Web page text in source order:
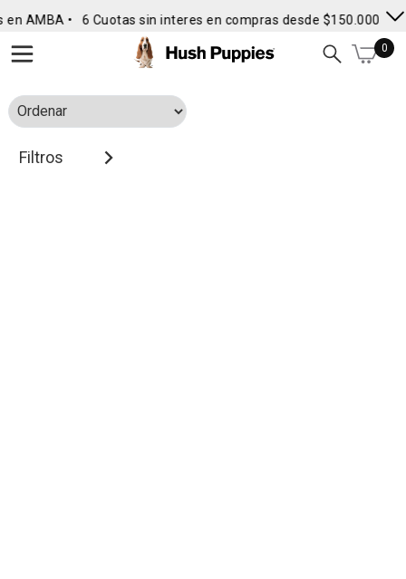
AMBA • 6 Cuotas sin interes en compras desde $150.000 •
0
Filtros